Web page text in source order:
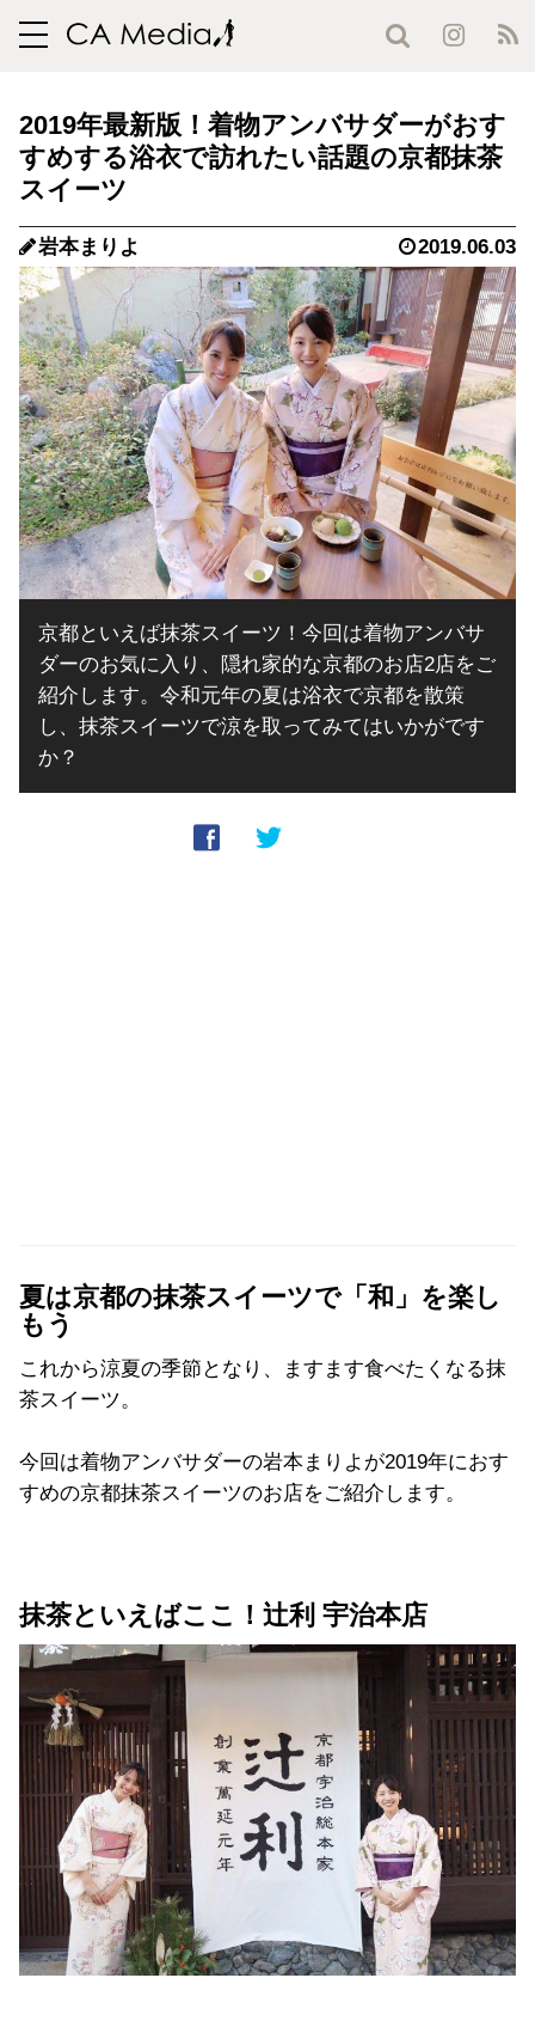
toggle
2019年最新版！着物アンバサダーがおす
すめする浴衣で訪れたい話題の京都抹茶
スイーツ
岩本まりよ 2019.06.03
京都といえば抹茶スイーツ！今回は着物アンバサ
ダーのお気に入り、隠れ家的な京都のお店2店をご
紹介します。令和元年の夏は浴衣で京都を散策
し、抹茶スイーツで涼を取ってみてはいかがです
か？
夏は京都の抹茶スイーツで「和」を楽し
もう
これから涼夏の季節となり、ますます食べたくなる抹
茶スイーツ。
今回は着物アンバサダーの岩本まりよが2019年におす
すめの京都抹茶スイーツのお店をご紹介します。
抹茶といえばここ！辻利 宇治本店